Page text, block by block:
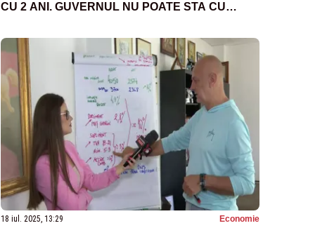
CU 2 ANI. GUVERNUL NU POATE STA CU
18 iul. 2025, 13:29 Economie